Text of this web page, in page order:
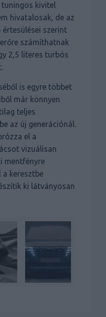
kivitel
hivatalosak, de az
szerint
számíthatnak
2,5 literes turbós
is egyre többet
már könnyen
teljes
az új generációnál.
el a
vizuálisan
mentfényre
keresztbe
ki látványosan